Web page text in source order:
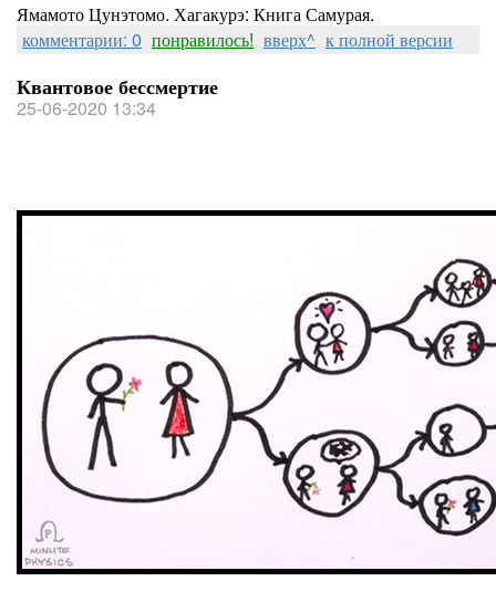
Ямамото Цунэтомо. Хагакурэ: Книга Самурая.
комментарии: 0 понравилось! вверх^ к полной версии
Квантовое бессмертие
25-06-2020 13:34